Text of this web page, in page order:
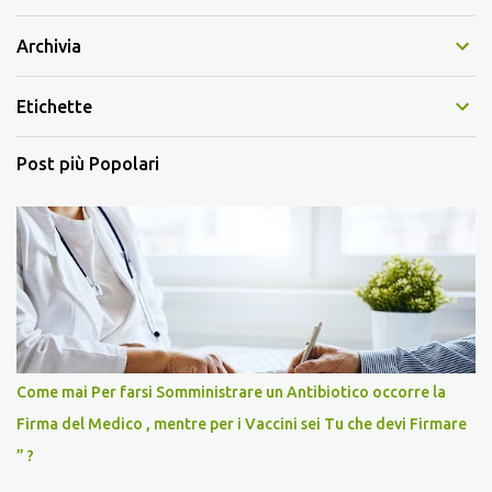
Archivia
Etichette
Post più Popolari
Come mai Per farsi Somministrare un Antibiotico occorre la
Firma del Medico , mentre per i Vaccini sei Tu che devi Firmare
” ?